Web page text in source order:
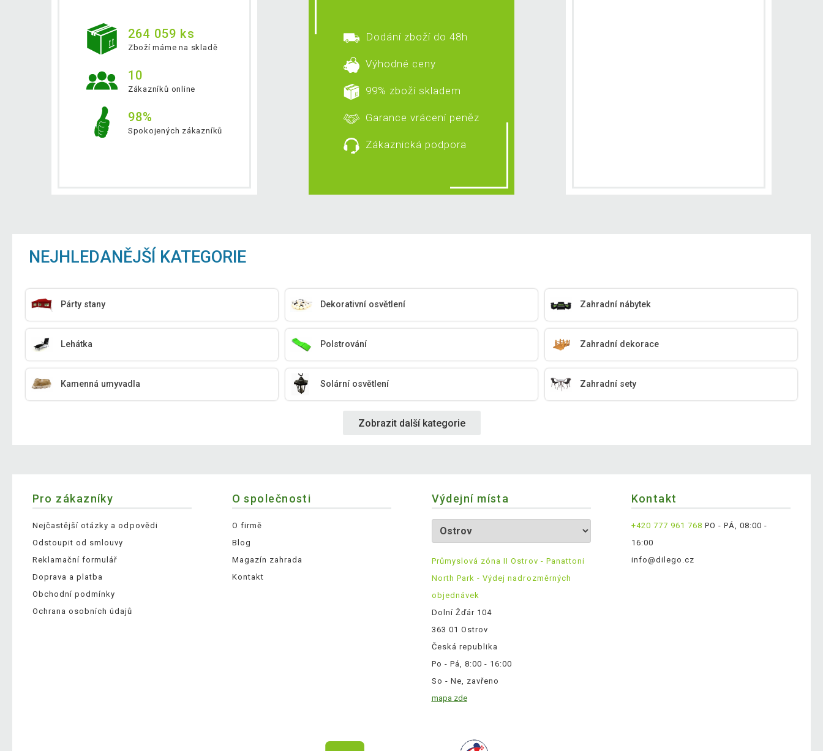
264 059 ks
Zboží máme na skladě
10
Zákazníků online
98%
Spokojených zákazníků
Dodání zboží do 48h
Výhodné ceny
99% zboží skladem
Garance vrácení peněz
Zákaznická podpora
NEJHLEDANĚJŠÍ KATEGORIE
Párty stany Dekorativní osvětlení Zahradní nábytek
Lehátka Polstrování Zahradní dekorace
Kamenná umyvadla Solární osvětlení Zahradní sety
Zobrazit další kategorie
Pro zákazníky
Nejčastější otázky a odpovědi
Odstoupit od smlouvy
Reklamační formulář
Doprava a platba
Obchodní podmínky
Ochrana osobních údajů
O společnosti
O firmě
Blog
Magazín zahrada
Kontakt
Výdejní místa
Průmyslová zóna II Ostrov - Panattoni
North Park - Výdej nadrozměrných
objednávek
Dolní Žďár 104
363 01 Ostrov
Česká republika
Po - Pá, 8:00 - 16:00
So - Ne, zavřeno
mapa zde
Kontakt
+420 777 961 768 PO - PÁ, 08:00 -
16:00
info@dilego.cz